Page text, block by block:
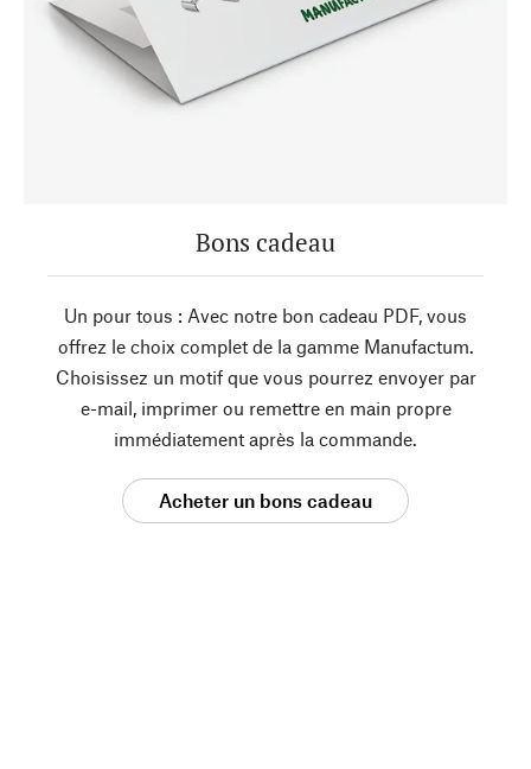
Bons cadeau
Un pour tous : Avec notre bon cadeau PDF, vous
offrez le choix complet de la gamme Manufactum.
Choisissez un motif que vous pourrez envoyer par
e-mail, imprimer ou remettre en main propre
immédiatement après la commande.
Acheter un bons cadeau